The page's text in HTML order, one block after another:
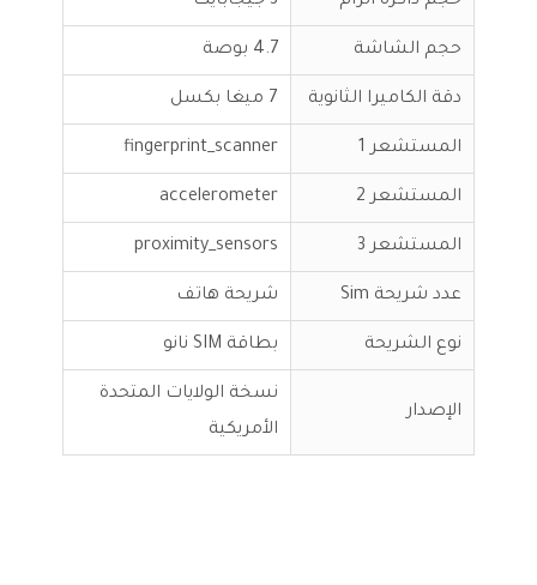
حجم الشاشة 4.7 بوصة
دقة الكاميرا الثانوية 7 ميغا بكسل
المستشعر 1 fingerprint_scanner
المستشعر 2 accelerometer
المستشعر 3 proximity_sensors
عدد شريحة Sim شريحة هاتف
نوع الشريحة بطاقة SIM نانو
الإصدار
نسخة الولايات المتحدة
الأمريكية